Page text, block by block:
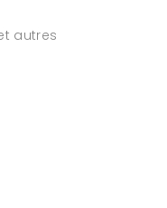
autres